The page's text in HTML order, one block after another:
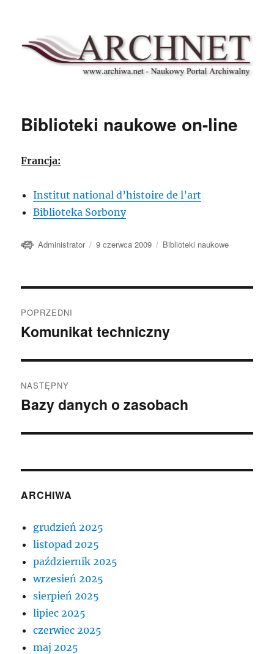
Archnet
Biblioteki naukowe on-line
Francja:
Institut national d’histoire de l’art
Biblioteka Sorbony
Autor
Administrator
Data
9 czerwca 2009 Kategorie
Biblioteki naukowe
wpisu
POPRZEDNI
Poprzedni
Komunikat techniczny
NASTĘPNY
Następny
Bazy danych o zasobach
ARCHIWA
grudzień 2025
listopad 2025
październik 2025
wrzesień 2025
sierpień 2025
lipiec 2025
czerwiec 2025
maj 2025